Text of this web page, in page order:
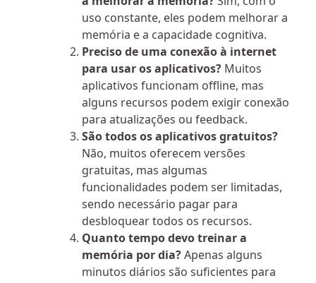
uso constante, eles podem melhorar a
memória e a capacidade cognitiva.
Preciso de uma conexão à internet
para usar os aplicativos? Muitos
aplicativos funcionam offline, mas
alguns recursos podem exigir conexão
para atualizações ou feedback.
São todos os aplicativos gratuitos?
Não, muitos oferecem versões
gratuitas, mas algumas
funcionalidades podem ser limitadas,
sendo necessário pagar para
desbloquear todos os recursos.
Quanto tempo devo treinar a
memória por dia?Apenas alguns
minutos diários são suficientes para